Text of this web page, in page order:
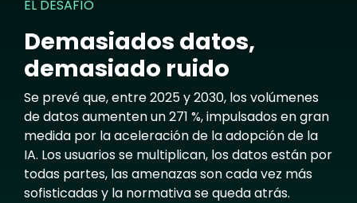
EL DESAFÍO
Demasiados datos,
demasiado ruido
Se prevé que, entre 2025 y 2030, los volúmenes
de datos aumenten un 271 %, impulsados en gran
medida por la aceleración de la adopción de la
IA. Los usuarios se multiplican, los datos están por
todas partes, las amenazas son cada vez más
sofisticadas y la normativa se queda atrás.